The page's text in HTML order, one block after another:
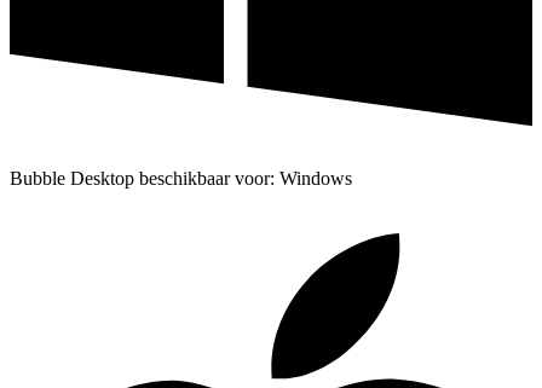
Bubble Desktop beschikbaar voor: Windows